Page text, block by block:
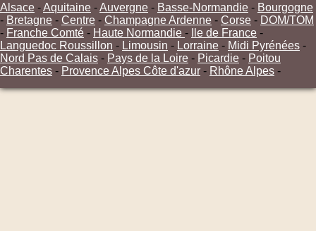
Alsace -Aquitaine -Auvergne - Basse-Normandie - Bourgogne
- Bretagne - Centre - Champagne Ardenne - Corse - DOM/TOM
- Franche Comté - Haute Normandie - Ile de France -
Languedoc Roussillon - Limousin - Lorraine - Midi Pyrénées -
Nord Pas de Calais - Pays de la Loire - Picardie - Poitou
Charentes - Provence Alpes Côte d'azur - Rhône Alpes -